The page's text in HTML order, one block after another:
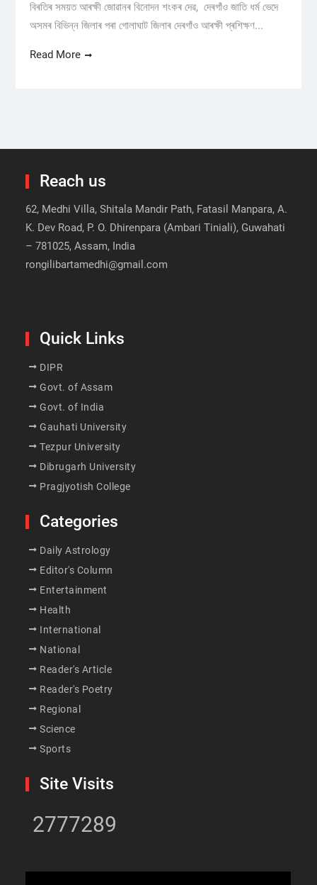
বিৰতিৰ সময়ত আৰক্ষী জোৱানৰ বিনোদন শংকৰ দেৱ, দেৰগাঁও জাতি ধৰ্ম ভেদে
অসমৰ বিভিন্ন জিলাৰ পৰা গোলাঘাট জিলাৰ দেৰগাঁও আৰক্ষী প্ৰশিক্ষণ...
Read More
Reach us
62, Medhi Villa, Shitala Mandir Path, Fatasil Manpara, A.
K. Dev Road, P. O. Dhirenpara (Ambari Tiniali), Guwahati
– 781025, Assam, India
rongilibartamedhi@gmail.com
Quick Links
DIPR
Govt. of Assam
Govt. of India
Gauhati University
Tezpur University
Dibrugarh University
Pragjyotish College
Categories
Daily Astrology
Editor's Column
Entertainment
Health
International
National
Reader's Article
Reader's Poetry
Regional
Science
Sports
Site Visits
2777289